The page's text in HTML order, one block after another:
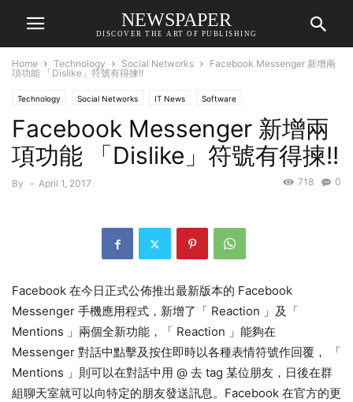
NEWSPAPER
DISCOVER THE ART OF PUBLISHING
Home Technology Social Networks
Facebook Messenger 新增兩
項功能 「Dislike」符號有得揀!!
Technology Social Networks IT News Software
Facebook Messenger 新增兩
項功能 「Dislike」符號有得揀!!
By - April 1, 2017 0
718
Facebook 在今日正式公佈推出最新版本的 Facebook
Messenger 手機應用程式，新增了「 Reaction 」及「
Mentions 」兩個全新功能，「 Reaction 」能夠在
Messenger 對話中點擊及按住即時以各種表情符號作回覆， 「
Mentions 」則可以在對話中用 @ 去 tag 某位朋友，日後在群
組聊天室就可以向特定的朋友發送訊息。 Facebook 在官方的更